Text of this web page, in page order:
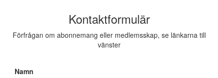
Kontaktformulär
Förfrågan om abonnemang eller medlemsskap, se länkarna till
vänster
Namn